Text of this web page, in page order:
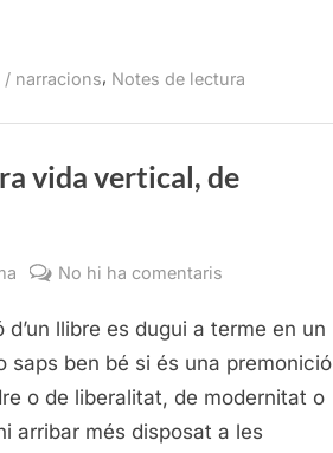
/ narracions, Notes de lectura
vida vertical, de
No hi ha comentaris
de
La
nostra
vida
llibre es dugui a terme en un
saps ben bé si és una premonició
o de liberalitat, de modernitat o
arribar més disposat a les